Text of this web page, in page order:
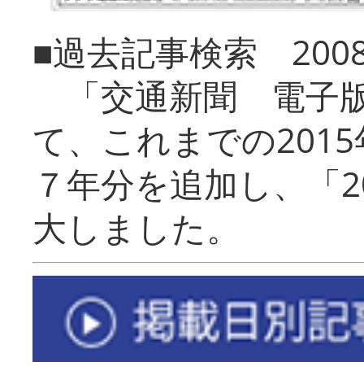
■過去記事検索
「交通新聞 電子
て、これまでの
７年分を追加し、「
大しまし